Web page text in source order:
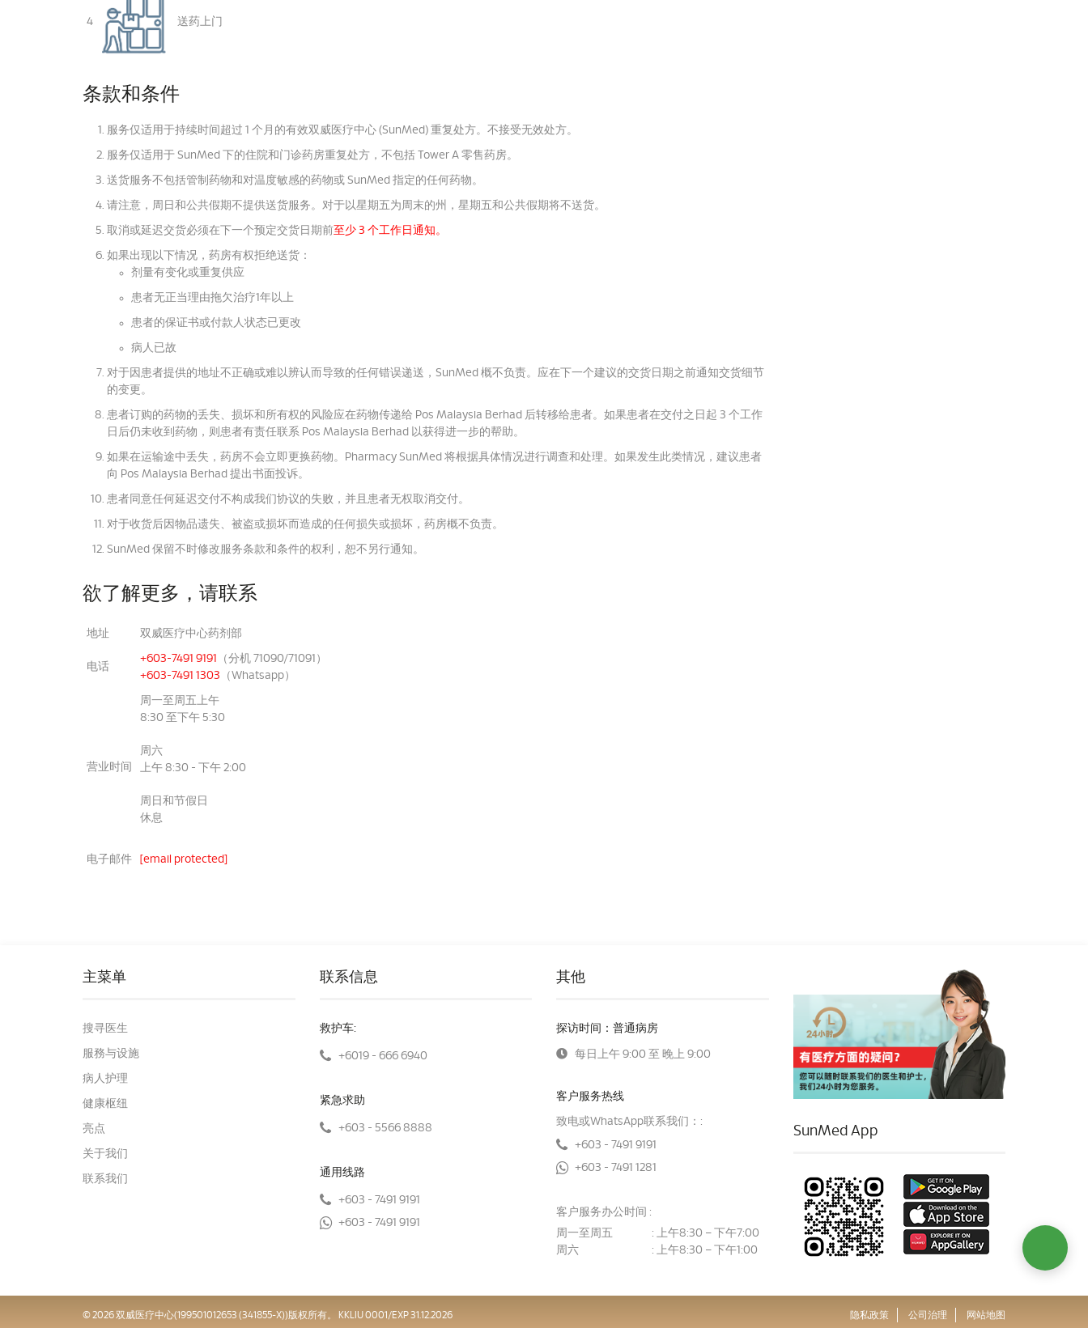
4 送药上门
条款和条件
服务仅适用于持续时间超过 1 个月的有效双威医疗中心 (SunMed) 重复处方。 不接受无效处方。
服务仅适用于 SunMed 下的住院和门诊药房重复处方，不包括 Tower A 零售药房。
送货服务不包括管制药物和对温度敏感的药物或 SunMed 指定的任何药物。
请注意，周日和公共假期不提供送货服务。 对于以星期五为周末的州，星期五和公共假期将不送货。
取消或延迟交货必须在下一个预定交货日期前至少 3 个工作日通知。
如果出现以下情况，药房有权拒绝送货：
剂量有变化或重复供应
患者无正当理由拖欠治疗1年以上
患者的保证书或付款人状态已更改
病人已故
对于因患者提供的地址不正确或难以辨认而导致的任何错误递送，SunMed 概不负责。 应在下一个建议的交货日期之前通知交货细节
的变更。
患者订购的药物的丢失、损坏和所有权的风险应在药物传递给 Pos Malaysia Berhad 后转移给患者。 如果患者在交付之日起 3 个工作
日后仍未收到药物，则患者有责任联系 Pos Malaysia Berhad 以获得进一步的帮助。
如果在运输途中丢失，药房不会立即更换药物。 Pharmacy SunMed 将根据具体情况进行调查和处理。 如果发生此类情况，建议患者
向 Pos Malaysia Berhad 提出书面投诉。
患者同意任何延迟交付不构成我们协议的失败，并且患者无权取消交付。
对于收货后因物品遗失、被盗或损坏而造成的任何损失或损坏，药房概不负责。
SunMed 保留不时修改服务条款和条件的权利，恕不另行通知。
欲了解更多，请联系
地址 双威医疗中心药剂部
电话
+603-7491 9191
（分机 71090/71091）
+603-7491 1303 （Whatsapp）
营业时间
周一至周五上午
8:30 至下午 5:30
周六
上午 8:30 - 下午 2:00
周日和节假日
休息
电子邮件 [email protected]
主菜单
搜寻医生
服務与设施
病人护理
健康枢纽
亮点
关于我们
联系我们
联系信息
救护车:
+6019 - 666 6940
紧急求助
+603 - 5566 8888
通用线路
+603 - 7491 9191
+603 - 7491 9191
其他
探访时间：普通病房
每日上午 9:00 至 晚上 9:00
客户服务热线
致电或WhatsApp联系我们：:
+603 - 7491 9191
+603 - 7491 1281
客户服务办公时间 :
周一至周五
:
上午8:30 – 下午7:00
周六
: 上午8:30 – 下午1:00
SunMed App
© 2026 双威医疗中心(199501012653 (341855-X))版权所有。 KKLIU 0001/EXP 31.12.2026 隐私政策 公司治理 网站地图